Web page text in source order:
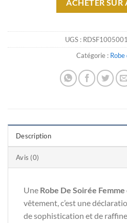
ACHETER SUR
UGS :
Catégorie : Robe
Description
Avis (0)
Une Robe De Soirée Femme
vêtement, c’est une
de sophistication et de